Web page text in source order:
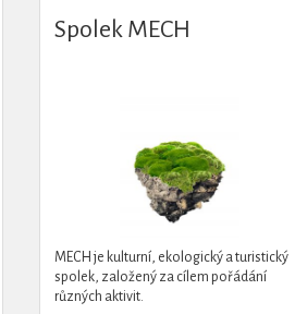
Spolek MECH
MECH je kulturní, ekologický a turistický
spolek, založený za cílem pořádání
různých aktivit.